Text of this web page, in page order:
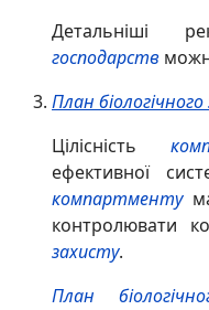
Детальніші
господарств
План
Цілісність
ефективної
компартменту
контролювати
захисту.
План